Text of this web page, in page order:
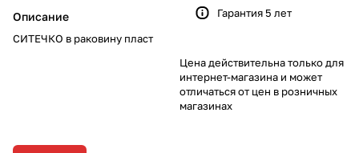
Описание
СИТЕЧКО в раковину пласт
Гарантия 5 лет
Цена действительна только для
интернет-магазина и может
отличаться от цен в розничных
магазинах